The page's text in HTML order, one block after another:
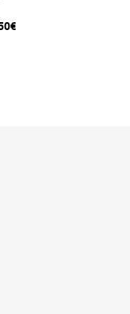
panier